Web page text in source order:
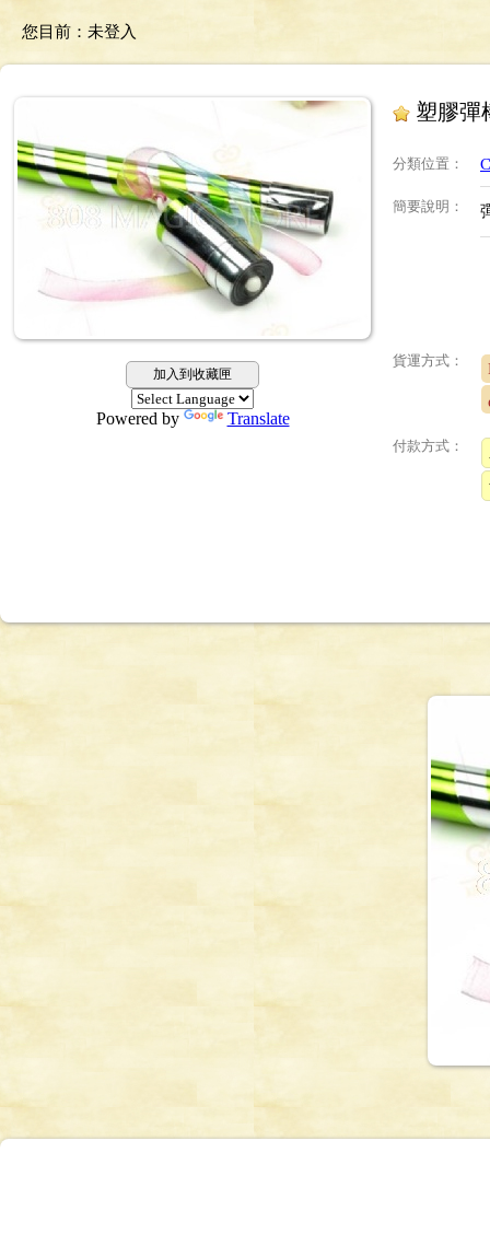
您目前： 未登入
加入到收藏匣
Powered by Translate
塑膠彈
分類位置 ：
簡要說明 ：
貨運方式：
付款方式：